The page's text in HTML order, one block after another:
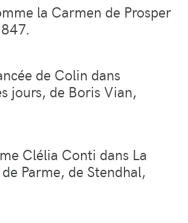
la Carmen de Prosper
de Colin dans
jours, de Boris Vian,
Clélia Conti dans La
Parme, de Stendhal,